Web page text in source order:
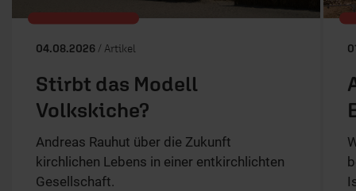
04.08.2026 / Artikel
Stirbt das Modell
Volkskiche?
Andreas Rauhut über die Zukunft
kirchlichen Lebens in einer entkirchlichten
Gesellschaft.